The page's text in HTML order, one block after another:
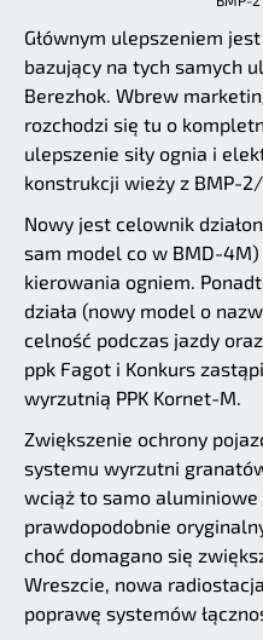
Głównym ulepszeniem
bazujący na tych samych
Berezhok. Wbrew
rozchodzi się tu o
ulepszenie siły ognia i
konstrukcji wieży z BMP-
Nowy jest celownik
sam model co w BMD-
kierowania ogniem.
działa (nowy model o
celność podczas jazdy
ppk Fagot i Konkurs
wyrzutnią PPK Kornet-M.
Zwiększenie ochrony
systemu wyrzutni
wciąż to samo aluminiowe
prawdopodobnie
choć domagano się
Wreszcie, nowa
poprawę systemów